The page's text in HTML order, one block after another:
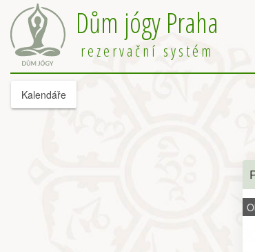
Dům jógy Praha
rezervační systém
Kalendáře